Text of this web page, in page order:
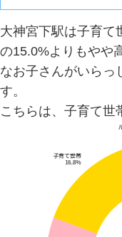
大神宮下駅は子育て
の15.0%よりもやや
なお子さんがいらっ
す。
こちらは、子育て世